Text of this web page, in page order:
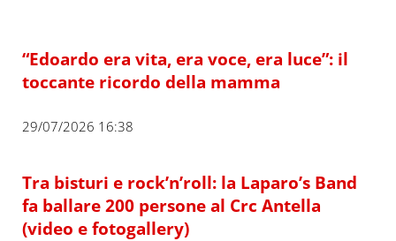
“Edoardo era vita, era voce, era luce”: il
toccante ricordo della mamma
29/07/2026 16:38
Tra bisturi e rock’n’roll: la Laparo’s Band
fa ballare 200 persone al Crc Antella
(video e fotogallery)